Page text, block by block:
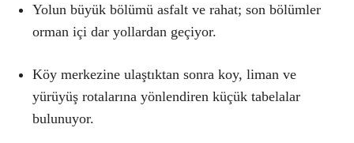
Yolun büyük bölümü asfalt ve rahat; son bölümler
orman içi dar yollardan geçiyor.
Köy merkezine ulaştıktan sonra koy, liman ve
yürüyüş rotalarına yönlendiren küçük tabelalar
bulunuyor.